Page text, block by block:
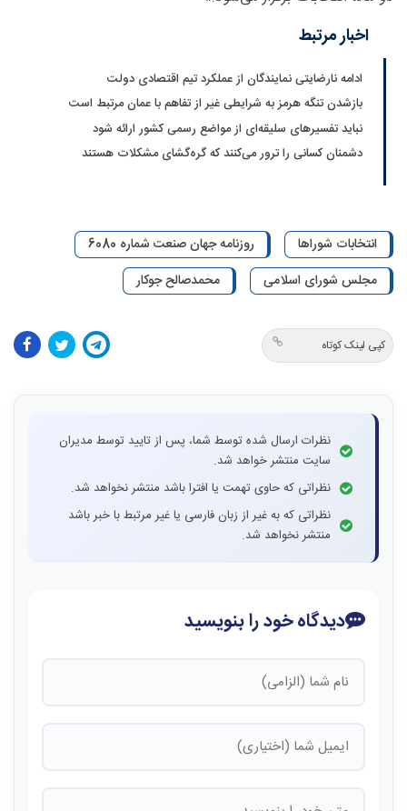
اخبار مرتبط
ادامه نارضایتی نمایندگان از عملکرد تیم اقتصادی دولت
بازشدن تنگه هرمز به شرایطی غیر از تفاهم با عمان مرتبط است
نباید تفسیرهای سلیقه‌ای از مواضع رسمی کشور ارائه شود
دشمنان کسانی را ترور می‌کنند که گره‌گشای مشکلات هستند
انتخابات شوراها
روزنامه جهان صنعت شماره 6080
مجلس شورای اسلامی
محمدصالح جوکار
کپی لینک کوتاه
نظرات ارسال شده توسط شما، پس از تایید توسط مدیران
سایت منتشر خواهد شد.
نظراتی که حاوی تهمت یا افترا باشد منتشر نخواهد شد.
نظراتی که به غیر از زبان فارسی یا غیر مرتبط با خبر باشد
منتشر نخواهد شد.
دیدگاه خود را بنویسید